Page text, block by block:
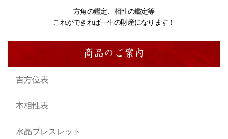
方角の鑑定、相性の鑑定等
これができれば一生の財産になります！
商品のご案内
吉方位表
本相性表
水晶ブレスレット